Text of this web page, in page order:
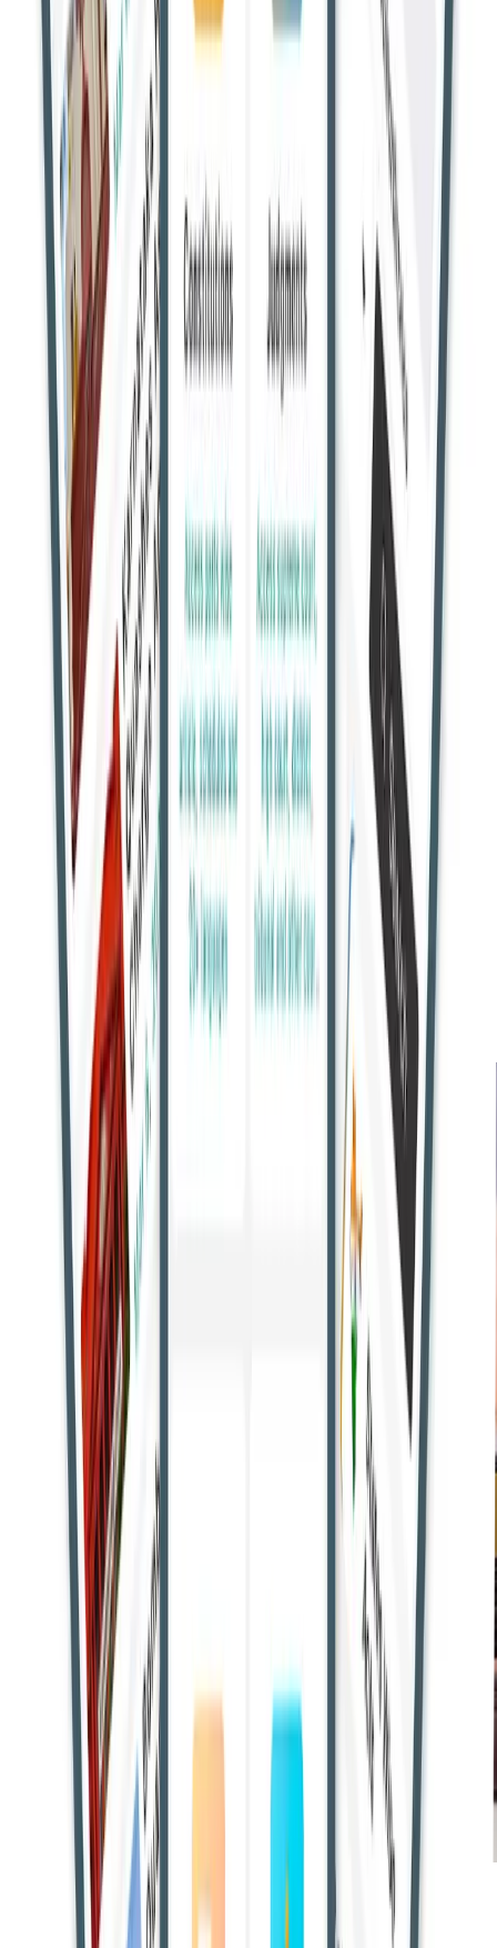
राजस्थान उच्च न्यायालय, जोधपुर ने एक महत्वपूर्ण वैवाहिक विवाद में
फैसला सुनाते हुए पत्नी की अपील को आंशिक रूप से स्वीकार किया और